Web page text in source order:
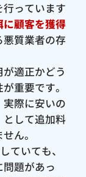
っています
顧客を獲得
悪質業者の存
適正かどう
重要です。
実際に安いの
して追加料
ん。
ていても、
問題があっ